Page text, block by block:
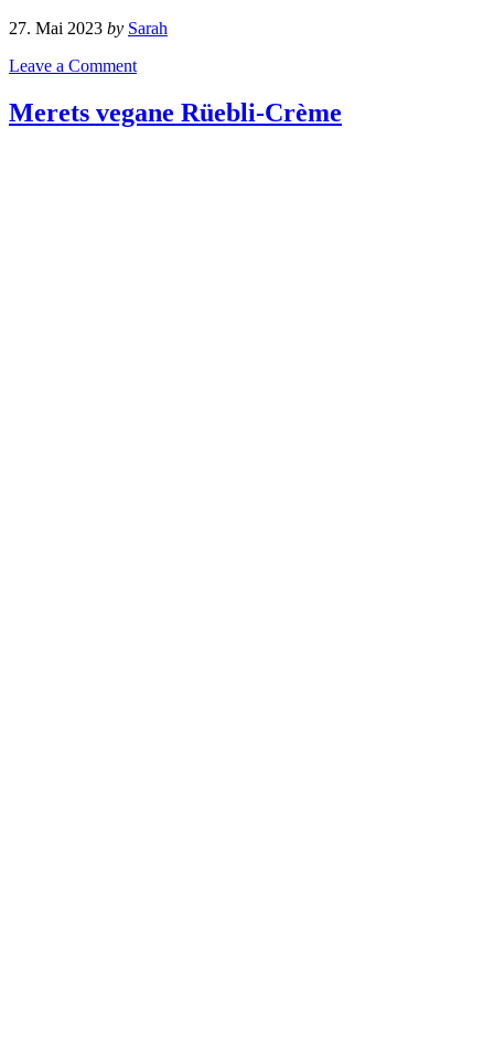
27. Mai 2023 by Sarah
Leave a Comment
Merets vegane Rüebli-Crème